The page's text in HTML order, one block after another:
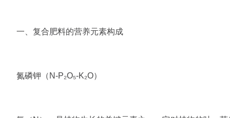
一、复合肥料的营养元素构成
氮磷钾（N-P₂O₅-K₂O）